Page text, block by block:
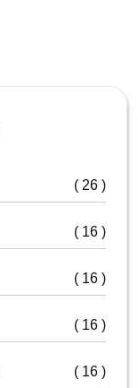
( 26 )
( 16 )
( 16 )
( 16 )
( 16 )